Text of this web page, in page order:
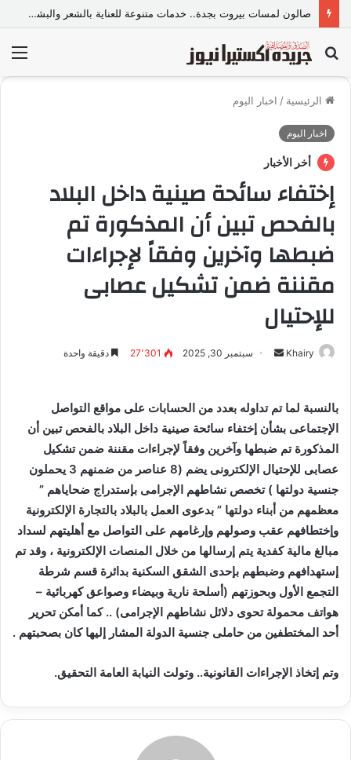
صالون لمسات بيروت بجدة.. خدمات متنوعة للعناية بالشعر والبشرة وإطلالة المرأة
بحث
عن
الرئيسية / اخبار اليوم
اخبار اليوم
أخر الأخبار
إختفاء سائحة صينية داخل البلاد
بالفحص تبين أن المذكورة تم
ضبطها وآخرين وفقاً لإجراءات
مقننة ضمن تشكيل عصابى
للإحتيال
Khairy
ل
ب
ر
ي
د
ا
ت
ر
و
ن
ا
سبتمبر 30, 2025 27٬301 دقيقة واحدة
بالنسبة لما تم تداوله بعدد من الحسابات على مواقع التواصل
الإجتماعى بشأن إختفاء سائحة صينية داخل البلاد بالفحص تبين أن
المذكورة تم ضبطها وآخرين وفقاً لإجراءات مقننة ضمن تشكيل
عصابى للإحتيال الإلكترونى يضم (8 عناصر من ضمنهم 3 يحملون
جنسية دولتها ) تخصص نشاطهم الإجرامى بإستدراج ضحاياهم ”
معظمهم من أبناء دولتها ” بدعوى العمل بالبلاد بالتجارة الإلكترونية
وإختطافهم عقب وصولهم وإرغامهم على التواصل مع أهليتهم لسداد
مبالغ مالية كفدية يتم إرسالها من خلال المنصات الإلكترونية ، وقد تم
إستهدافهم وضبطهم بإحدى الشقق السكنية بدائرة قسم شرطة
التجمع الأول وبحوزتهم (أسلحة نارية وبيضاء وصواعق كهربائية –
هواتف محمولة تحوى دلائل نشاطهم الإجرامى) .. كما أمكن تحرير
أحد المختطفين من حاملى جنسية الدولة المشار إليها كان بصحبتهم .
وتم إتخاذ الإجراءات القانونية.. وتولت النيابة العامة التحقيق.